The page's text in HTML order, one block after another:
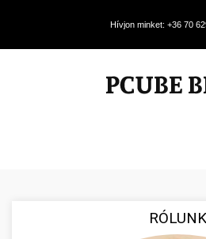
Hívjon minket: +36 70
RÓLUNK